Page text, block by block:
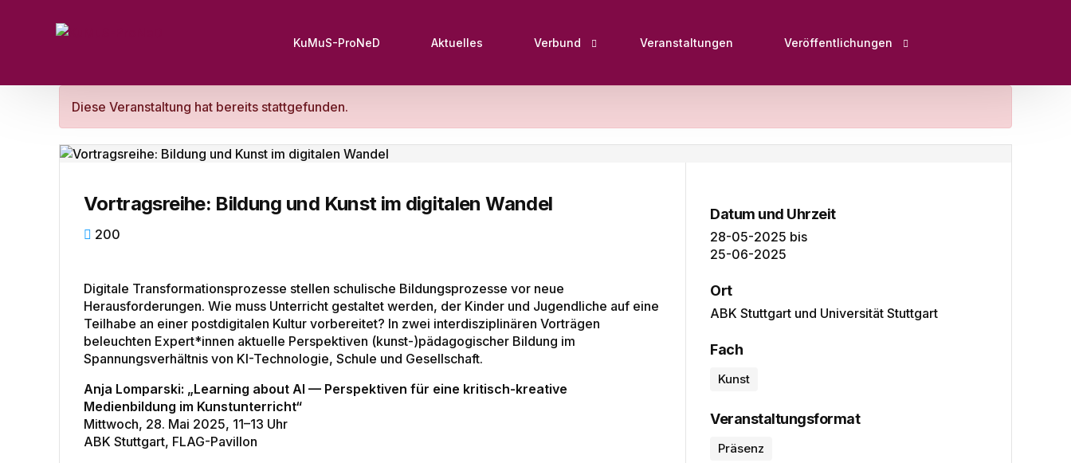
KuMuS-ProNeD Aktuelles Verbund
Netzwerke
Veranstaltungen Veröffentlichungen
Fachartikel, Bücher, Buchbeiträge und
Bildungsportale
Interviews & Pressebeiträge
Diese Veranstaltung hat bereits stattgefunden.
Vortragsreihe: Bildung und Kunst im digitalen Wandel
200
Digitale Transformationsprozesse stellen schulische Bildungsprozesse vor neue
Herausforderungen. Wie muss Unterricht gestaltet werden, der Kinder und Jugendliche auf eine
Teilhabe an einer postdigitalen Kultur vorbereitet? In zwei interdisziplinären Vorträgen
beleuchten Expert*innen aktuelle Perspektiven (kunst-)pädagogischer Bildung im
Spannungsverhältnis von KI-Technologie, Schule und Gesellschaft.
Anja Lomparski: „Learning about AI — Perspektiven für eine kritisch-kreative
Medienbildung im Kunstunterricht“
Mittwoch, 28. Mai 2025, 11–13 Uhr
ABK Stuttgart, FLAG-Pavillon
Datum und Uhrzeit
28-05-2025 bis
25-06-2025
Ort
ABK Stuttgart und Universität Stuttgart
Fach
Kunst
Veranstaltungsformat
Präsenz